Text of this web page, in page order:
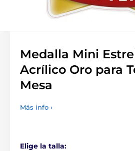
Medalla Mini
Acrílico Oro para
Mesa
Más info ›
Elige la talla: